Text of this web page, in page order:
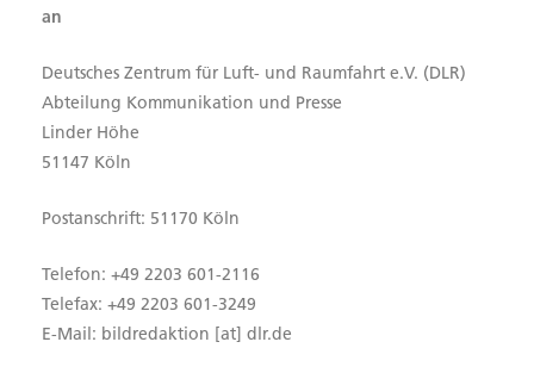
an
Deutsches Zentrum für Luft- und Raumfahrt e.V. (DLR)
Abteilung Kommunikation und Presse
Linder Höhe
51147 Köln
Postanschrift: 51170 Köln
Telefon: +49 2203 601-2116
Telefax: +49 2203 601-3249
E-Mail: bildredaktion [at] dlr.de